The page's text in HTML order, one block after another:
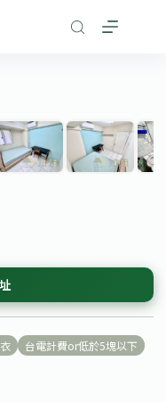
台電計費or低於5塊以下